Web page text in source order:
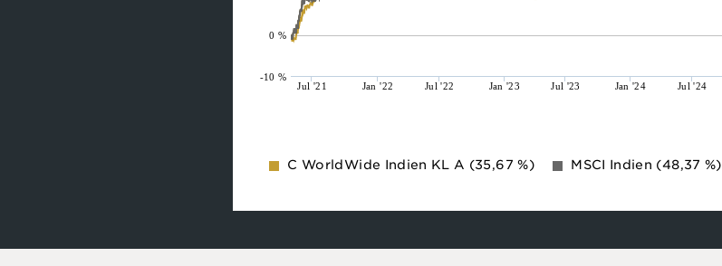
Jul '21 Jan '22 Jul '22 Jan '23 Jul '23 Jan '24 Jul '24
0 %
-10 %
C WorldWide Indien KL A (35,67 %) MSCI Indien (48,37 %)